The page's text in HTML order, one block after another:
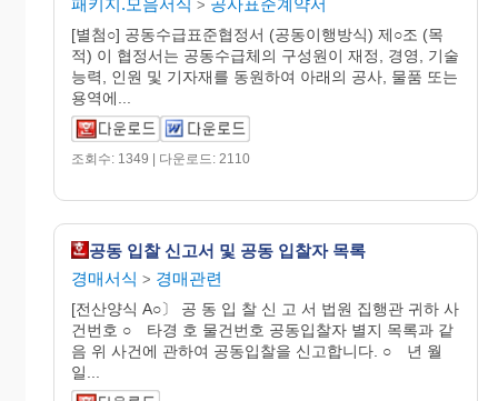
패키지.모음서식 > 공사표준계약서
[별첨○] 공동수급표준협정서 (공동이행방식) 제○조 (목
적) 이 협정서는 공동수급체의 구성원이 재정, 경영, 기술
능력, 인원 및 기자재를 동원하여 아래의 공사, 물품 또는
용역에...
조회수: 1349 | 다운로드: 2110
공동 입찰 신고서 및 공동 입찰자 목록
경매서식 > 경매관련
[전산양식 A○〕 공 동 입 찰 신 고 서 법원 집행관 귀하 사
건번호 ○ 타경 호 물건번호 공동입찰자 별지 목록과 같
음 위 사건에 관하여 공동입찰을 신고합니다. ○ 년 월
일...